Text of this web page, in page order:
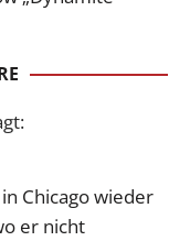
Chicago wieder
er nicht